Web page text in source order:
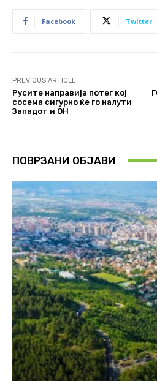
Facebook Twitter
PREVIOUS ARTICLE
Русите направија потег кој
сосема сигурно ќе го налути
Западот и ОН
ПОВРЗАНИ ОБЈАВИ